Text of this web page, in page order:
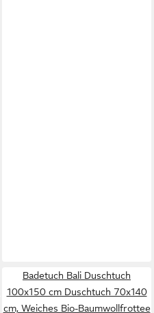
Badetuch Bali Duschtuch
100x150 cm Duschtuch 70x140
cm, Weiches Bio-Baumwollfrottee